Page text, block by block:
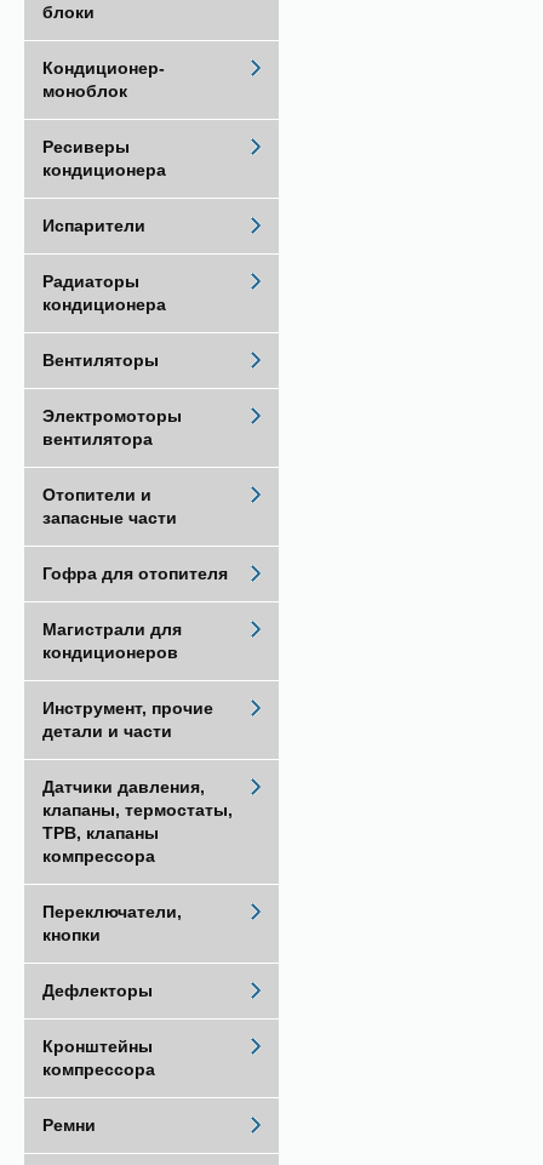
блоки
Кондиционер-
моноблок
Ресиверы
кондиционера
Испарители
Радиаторы
кондиционера
Вентиляторы
Электромоторы
вентилятора
Отопители и
запасные части
Гофра для отопителя
Магистрали для
кондиционеров
Инструмент, прочие
детали и части
Датчики давления,
клапаны, термостаты,
ТРВ, клапаны
компрессора
Переключатели,
кнопки
Дефлекторы
Кронштейны
компрессора
Ремни